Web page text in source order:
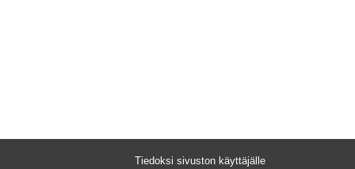
Tiedoksi sivuston käyttäjälle